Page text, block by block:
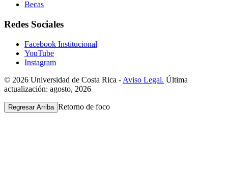
Becas
Redes Sociales
Facebook Institucional
YouTube
Instagram
© 2026 Universidad de Costa Rica - Aviso Legal. Última
actualización: agosto, 2026
Regresar Arriba Retorno de foco